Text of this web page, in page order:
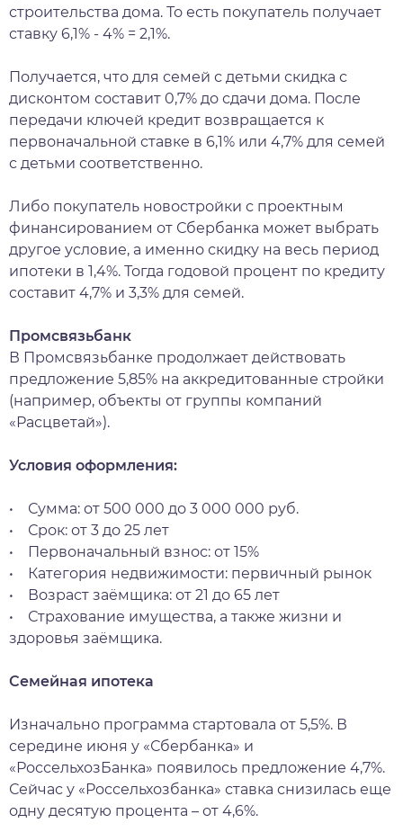
строительства дома. То есть покупатель получает
ставку 6,1% - 4% = 2,1%.
Получается, что для семей с детьми скидка с
дисконтом составит 0,7% до сдачи дома. После
передачи ключей кредит возвращается к
первоначальной ставке в 6,1% или 4,7% для семей
с детьми соответственно.
Либо покупатель новостройки с проектным
финансированием от Сбербанка может выбрать
другое условие, а именно скидку на весь период
ипотеки в 1,4%. Тогда годовой процент по кредиту
составит 4,7% и 3,3% для семей.
Промсвязьбанк
В Промсвязьбанке продолжает действовать
предложение 5,85% на аккредитованные стройки
(например, объекты от группы компаний
«Расцветай»).
Условия оформления:
• Сумма: от 500 000 до 3 000 000 руб.
• Срок: от 3 до 25 лет
• Первоначальный взнос: от 15%
• Категория недвижимости: первичный рынок
• Возраст заёмщика: от 21 до 65 лет
• Страхование имущества, а также жизни и
здоровья заёмщика.
Семейная ипотека
Изначально программа стартовала от 5,5%. В
середине июня у «Сбербанка» и
«РоссельхозБанка» появилось предложение 4,7%.
Сейчас у «Россельхозбанка» ставка снизилась еще
одну десятую процента – от 4,6%.